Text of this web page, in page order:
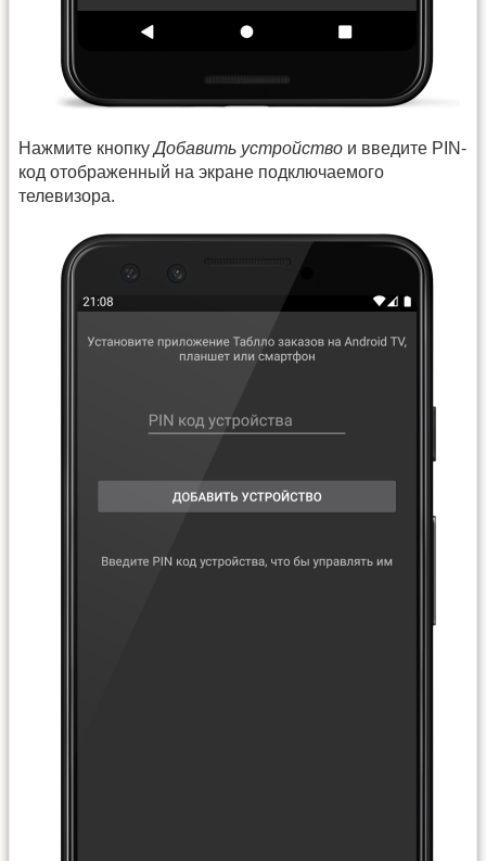
Нажмите кнопкуДобавить устройство и введите PIN-
код отображенный на экране подключаемого
телевизора.